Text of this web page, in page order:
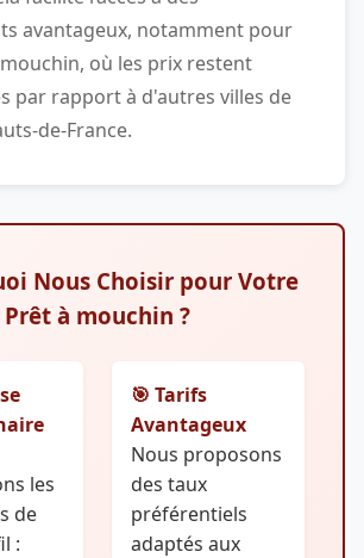
avantageux, notamment pour
où les prix restent
par rapport à d'autres villes de
de-France.
Nous Choisir pour Votre
Prêt à mouchin ?
les
de
:
🎯 Tarifs
Avantageux
Nous proposons
des taux
préférentiels
adaptés aux